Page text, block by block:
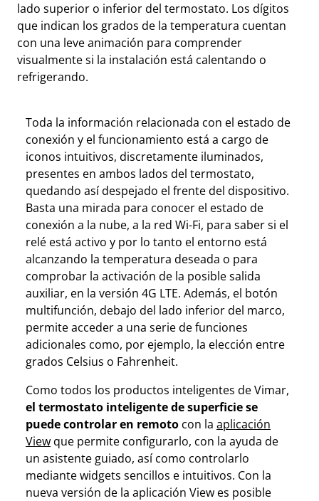
lado superior o inferior del termostato. Los dígitos
que indican los grados de la temperatura cuentan
con una leve animación para comprender
visualmente si la instalación está calentando o
refrigerando.
Toda la información relacionada con el estado de
conexión y el funcionamiento está a cargo de
iconos intuitivos, discretamente iluminados,
presentes en ambos lados del termostato,
quedando así despejado el frente del dispositivo.
Basta una mirada para conocer el estado de
conexión a la nube, a la red Wi-Fi, para saber si el
relé está activo y por lo tanto el entorno está
alcanzando la temperatura deseada o para
comprobar la activación de la posible salida
auxiliar, en la versión 4G LTE. Además, el botón
multifunción, debajo del lado inferior del marco,
permite acceder a una serie de funciones
adicionales como, por ejemplo, la elección entre
grados Celsius o Fahrenheit.
Como todos los productos inteligentes de Vimar,
el termostato inteligente de superficie se
puede controlar en remoto con la aplicación
View que permite configurarlo, con la ayuda de
un asistente guiado, así como controlarlo
mediante widgets sencillos e intuitivos. Con la
nueva versión de la aplicación View es posible